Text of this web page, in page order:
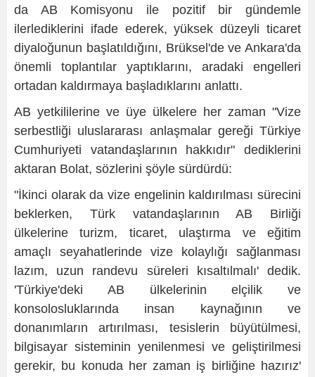
da AB Komisyonu ile pozitif bir gündemle
ilerlediklerini ifade ederek, yüksek düzeyli ticaret
diyaloğunun başlatıldığını, Brüksel'de ve Ankara'da
önemli toplantılar yaptıklarını, aradaki engelleri
ortadan kaldırmaya başladıklarını anlattı.
AB yetkililerine ve üye ülkelere her zaman "Vize
serbestliği uluslararası anlaşmalar gereği Türkiye
Cumhuriyeti vatandaşlarının hakkıdır" dediklerini
aktaran Bolat, sözlerini şöyle sürdürdü:
"İkinci olarak da vize engelinin kaldırılması sürecini
beklerken, Türk vatandaşlarının AB Birliği
ülkelerine turizm, ticaret, ulaştırma ve eğitim
amaçlı seyahatlerinde vize kolaylığı sağlanması
lazım, uzun randevu süreleri kısaltılmalı' dedik.
'Türkiye'deki AB ülkelerinin elçilik ve
konsolosluklarında insan kaynağının ve
donanımların artırılması, tesislerin büyütülmesi,
bilgisayar sisteminin yenilenmesi ve geliştirilmesi
gerekir, bu konuda her zaman iş birliğine hazırız'